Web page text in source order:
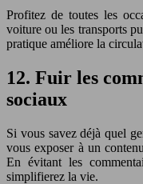
Profitez de toutes les
voiture ou les transports
pratique améliore la
12. Fuir les
sociaux
Si vous savez déjà quel
vous exposer à un
En évitant les
simplifierez la vie.